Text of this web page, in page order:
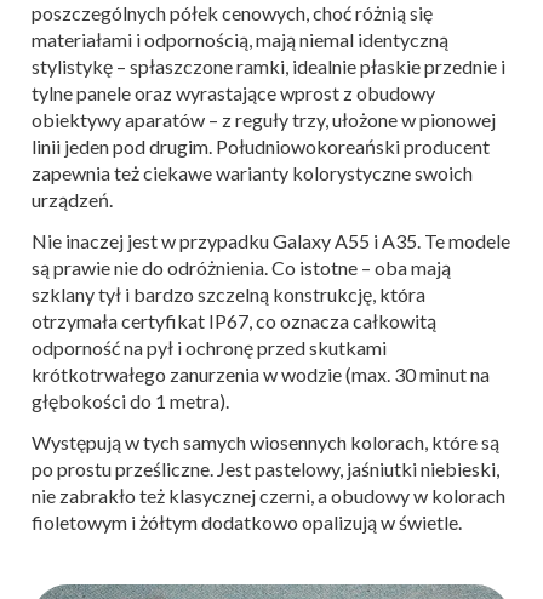
poszczególnych półek cenowych, choć różnią się
materiałami i odpornością, mają niemal identyczną
stylistykę – spłaszczone ramki, idealnie płaskie przednie i
tylne panele oraz wyrastające wprost z obudowy
obiektywy aparatów – z reguły trzy, ułożone w pionowej
linii jeden pod drugim. Południowokoreański producent
zapewnia też ciekawe warianty kolorystyczne swoich
urządzeń.
Nie inaczej jest w przypadku Galaxy A55 i A35. Te modele
są prawie nie do odróżnienia. Co istotne – oba mają
szklany tył i bardzo szczelną konstrukcję, która
otrzymała certyfikat IP67, co oznacza całkowitą
odporność na pył i ochronę przed skutkami
krótkotrwałego zanurzenia w wodzie (max. 30 minut na
głębokości do 1 metra).
Występują w tych samych wiosennych kolorach, które są
po prostu prześliczne. Jest pastelowy, jaśniutki niebieski,
nie zabrakło też klasycznej czerni, a obudowy w kolorach
fioletowym i żółtym dodatkowo opalizują w świetle.